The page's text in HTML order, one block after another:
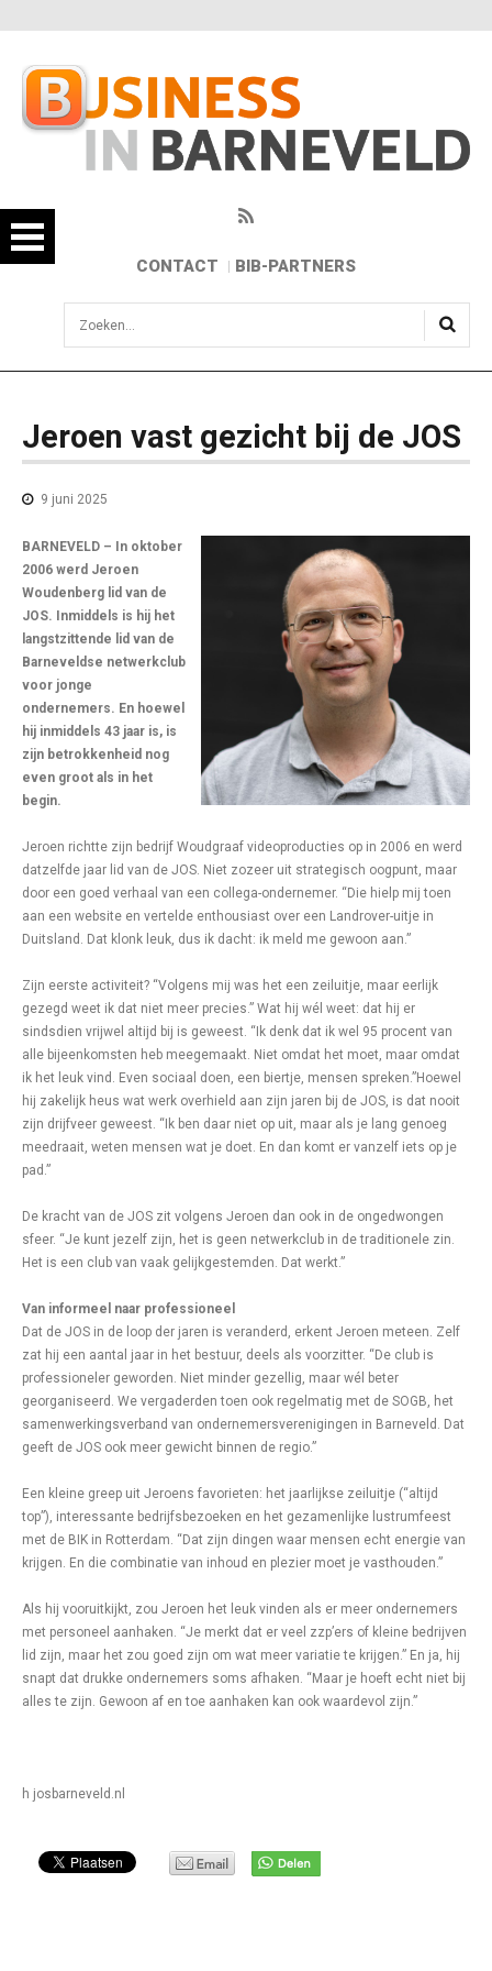
CONTACT BIB-PARTNERS
sisea.search
Jeroen vast gezicht bij de JOS
9 juni 2025
BARNEVELD – In oktober
2006 werd Jeroen
Woudenberg lid van de
JOS. Inmiddels is hij het
langstzittende lid van de
Barneveldse netwerkclub
voor jonge
ondernemers. En hoewel
hij inmiddels 43 jaar is, is
zijn betrokkenheid nog
even groot als in het
begin.
Jeroen richtte zijn bedrijf Woudgraaf videoproducties op in 2006 en werd
datzelfde jaar lid van de JOS. Niet zozeer uit strategisch oogpunt, maar
door een goed verhaal van een collega-ondernemer. “Die hielp mij toen
aan een website en vertelde enthousiast over een Landrover-uitje in
Duitsland. Dat klonk leuk, dus ik dacht: ik meld me gewoon aan.”
Zijn eerste activiteit? “Volgens mij was het een zeiluitje, maar eerlijk
gezegd weet ik dat niet meer precies.” Wat hij wél weet: dat hij er
sindsdien vrijwel altijd bij is geweest. “Ik denk dat ik wel 95 procent van
alle bijeenkomsten heb meegemaakt. Niet omdat het moet, maar omdat
ik het leuk vind. Even sociaal doen, een biertje, mensen spreken.”Hoewel
hij zakelijk heus wat werk overhield aan zijn jaren bij de JOS, is dat nooit
zijn drijfveer geweest. “Ik ben daar niet op uit, maar als je lang genoeg
meedraait, weten mensen wat je doet. En dan komt er vanzelf iets op je
pad.”
De kracht van de JOS zit volgens Jeroen dan ook in de ongedwongen
sfeer. “Je kunt jezelf zijn, het is geen netwerkclub in de traditionele zin.
Het is een club van vaak gelijkgestemden. Dat werkt.”
Van informeel naar professioneel
Dat de JOS in de loop der jaren is veranderd, erkent Jeroen meteen. Zelf
zat hij een aantal jaar in het bestuur, deels als voorzitter. “De club is
professioneler geworden. Niet minder gezellig, maar wél beter
georganiseerd. We vergaderden toen ook regelmatig met de SOGB, het
samenwerkingsverband van ondernemersverenigingen in Barneveld. Dat
geeft de JOS ook meer gewicht binnen de regio.”
Een kleine greep uit Jeroens favorieten: het jaarlijkse zeiluitje (“altijd
top”), interessante bedrijfsbezoeken en het gezamenlijke lustrumfeest
met de BIK in Rotterdam. “Dat zijn dingen waar mensen echt energie van
krijgen. En die combinatie van inhoud en plezier moet je vasthouden.”
Als hij vooruitkijkt, zou Jeroen het leuk vinden als er meer ondernemers
met personeel aanhaken. “Je merkt dat er veel zzp’ers of kleine bedrijven
lid zijn, maar het zou goed zijn om wat meer variatie te krijgen.” En ja, hij
snapt dat drukke ondernemers soms afhaken. “Maar je hoeft echt niet bij
alles te zijn. Gewoon af en toe aanhaken kan ook waardevol zijn.”
h josbarneveld.nl